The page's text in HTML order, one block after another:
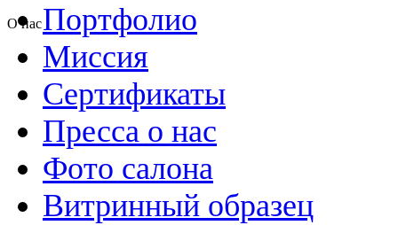
О насПортфолио
Миссия
Сертификаты
Пресса о нас
Фото салона
Витринный образец